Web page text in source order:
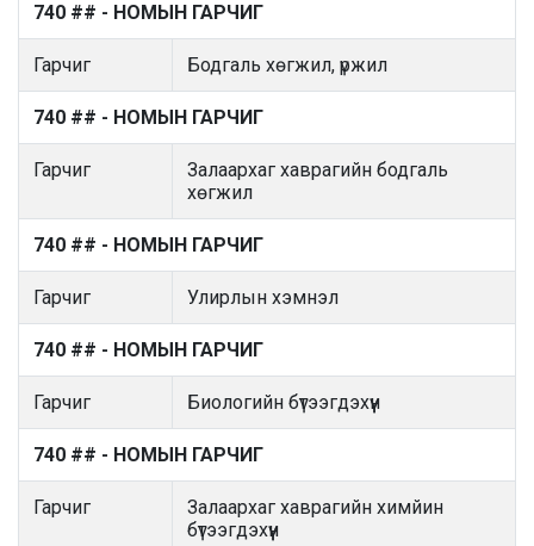
740 ## - НОМЫН ГАРЧИГ
Гарчиг Бодгаль хөгжил, үржил
740 ## - НОМЫН ГАРЧИГ
Гарчиг
Залаархаг хаврагийн бодгаль
хөгжил
740 ## - НОМЫН ГАРЧИГ
Гарчиг Улирлын хэмнэл
740 ## - НОМЫН ГАРЧИГ
Гарчиг Биологийн бүтээгдэхүүн
740 ## - НОМЫН ГАРЧИГ
Гарчиг
Залаархаг хаврагийн химйин
бүтээгдэхүүн